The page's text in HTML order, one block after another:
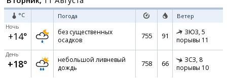
°C Погода Ветер
Ночь
+14°
без существенных
осадков
755 91 ЗЮЗ, 5
порывы 11
День
+18°
небольшой ливневый
дождь
758 66 ЗСЗ, 8
порывы 10